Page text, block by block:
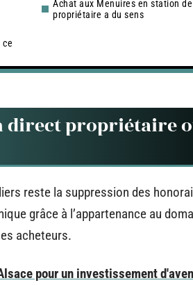
ce
Achat aux Menuires en station
propriétaire a du sens
direct propriétaire
reste la suppression des
grâce à l’appartenance au
acheteurs.
pour un investissement